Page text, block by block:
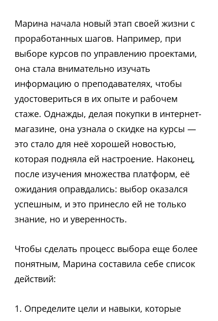
Марина начала новый этап своей жизни с
проработанных шагов. Например, при
выборе курсов по управлению проектами,
она стала внимательно изучать
информацию о преподавателях, чтобы
удостовериться в их опыте и рабочем
стаже. Однажды, делая покупки в интернет-
магазине, она узнала о скидке на курсы —
это стало для неё хорошей новостью,
которая подняла ей настроение. Наконец,
после изучения множества платформ, её
ожидания оправдались: выбор оказался
успешным, и это принесло ей не только
знание, но и уверенность.
Чтобы сделать процесс выбора еще более
понятным, Марина составила себе список
действий:
1. Определите цели и навыки, которые